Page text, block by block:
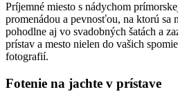
Príjemné miesto s nádychom
promenádou a pevnosťou, na ktorú sa
pohodlne aj vo svadobných šatách a
prístav a mesto nielen do vašich
fotografií.
Fotenie na jachte v prístave